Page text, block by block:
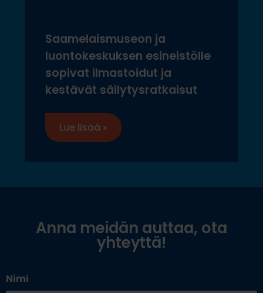
Saamelaismuseon ja
luontokeskuksen esineistölle
sopivat ilmastoidut ja
kestävät säilytysratkaisut
Lue lisää »
Anna meidän auttaa, ota
yhteyttä!
Nimi